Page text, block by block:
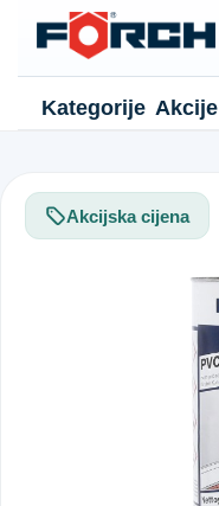
Kategorije Akcije
Akcijska cijena